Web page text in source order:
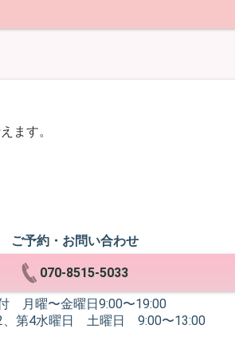
ます。
ご予約・お問い合わせ
070-8515-5033
月曜〜金曜日9:00〜19:00
4水曜日 土曜日 9:00〜13:00